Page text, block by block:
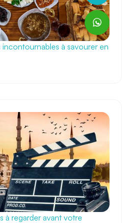
à savourer en
à regarder avant votre